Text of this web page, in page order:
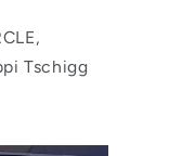
Tschigg